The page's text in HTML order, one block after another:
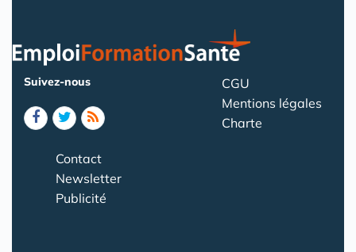
Suivez-nous
CGU
Mentions légales
Charte
Contact
Newsletter
Publicité